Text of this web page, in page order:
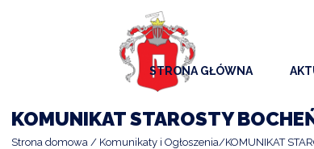
STRONA GŁÓWNA
KOMUNIKAT STAROSTY
Strona domowa Komunikaty i Ogłoszenia KOMUNIKAT